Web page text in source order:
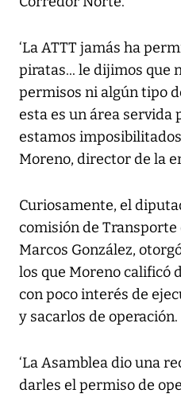
‘La ATTT jamás ha
piratas... le dijimos que
permisos ni algún tipo
esta es un área servida
estamos
Moreno, director de la
Curiosamente, el
comisión de Transporte
Marcos González,
los que Moreno calificó
con poco interés de
y sacarlos de operación.
‘La Asamblea dio una
darles el permiso de